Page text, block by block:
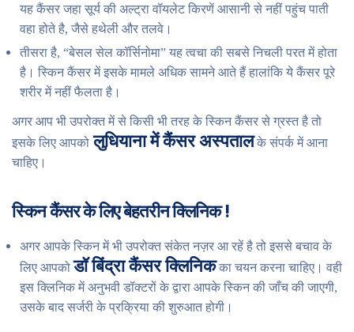
यह कैंसर जहा सूर्य की अल्ट्रा वॉयलेट किरणें आसानी से नहीं पहुंच पाती
वहा होते है, जैसे हथेली और तलवे।
तीसरा है, “बेसल सेल कॉर्सिनोमा” यह त्वचा की सबसे निचली परत में होता
है। स्किन कैंसर में इसके मामले अधिक सामने आते हैं हालांकि ये कैंसर पूरे
शरीर में नहीं फैलता है।
अगर आप भी उपरोक्त में से किसी भी तरह के स्किन कैंसर से ग्रस्त है तो
इसके लिए आपको लुधियाना में कैंसर अस्पतालके संपर्क में आना
चाहिए।
स्किन कैंसर के लिए बेहतरीन क्लिनिक !
अगर आपके स्किन में भी उपरोक्त संकेत नज़र आ रहें है तो इससे बचाव के
लिए आपको डॉ बिंद्रा कैंसर क्लिनिकका चयन करना चाहिए। वही
इस क्लिनिक में अनुभवी डॉक्टरों के द्वारा आपके स्किन की जाँच की जाएगी,
उसके बाद सर्जरी के प्रक्रिया की शुरुआत होगी।